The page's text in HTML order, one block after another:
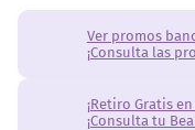
Ver promos
¡Consulta las
¡Retiro Gratis
¡Consulta tu